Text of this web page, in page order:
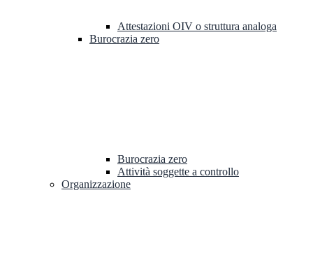
Attestazioni OIV o struttura analoga
Burocrazia zero
Burocrazia zero
Attività soggette a controllo
Organizzazione